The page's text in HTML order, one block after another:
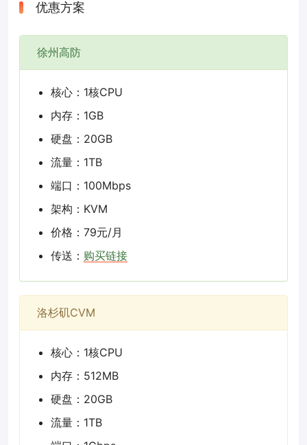
优惠方案
徐州高防
核心：1核CPU
内存：1GB
硬盘：20GB
流量：1TB
端口：100Mbps
架构：KVM
价格：79元/月
传送： 购买链接
洛杉矶CVM
核心：1核CPU
内存：512MB
硬盘：20GB
流量：1TB